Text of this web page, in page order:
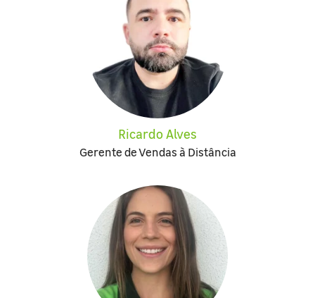
Ricardo Alves
Gerente de Vendas à Distância